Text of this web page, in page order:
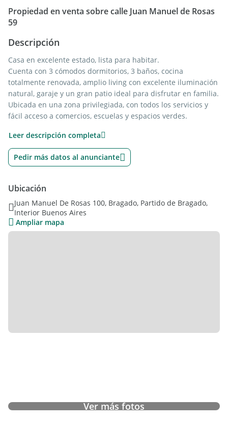
Propiedad en venta sobre calle Juan Manuel de Rosas
59
Descripción
Casa en excelente estado, lista para habitar.
Cuenta con 3 cómodos dormitorios, 3 baños, cocina
totalmente renovada, amplio living con excelente iluminación
natural, garaje y un gran patio ideal para disfrutar en familia.
Ubicada en una zona privilegiada, con todos los servicios y
fácil acceso a comercios, escuelas y espacios verdes.
ubicación inmejorable. Ideal para quienes buscan calidad de
vida y confort en cada ambiente.
Leer descripción completa
Pedir más datos al anunciante
Ubicación
Juan Manuel De Rosas 100, Bragado, Partido de Bragado,
Interior Buenos Aires
Ampliar mapa
Ver más fotos